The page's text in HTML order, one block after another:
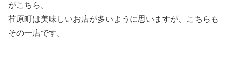
がこちら。
荏原町は美味しいお店が多いように思いますが、こちらも
その一店です。